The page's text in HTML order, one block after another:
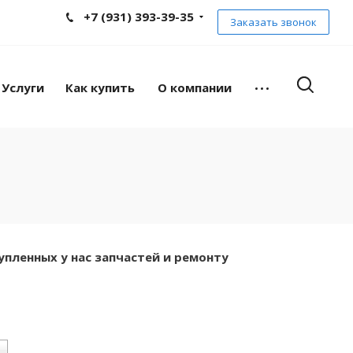
+7 (931) 393-39-35 Заказать звонок
Услуги Как купить О компании
у нас запчастей и ремонту